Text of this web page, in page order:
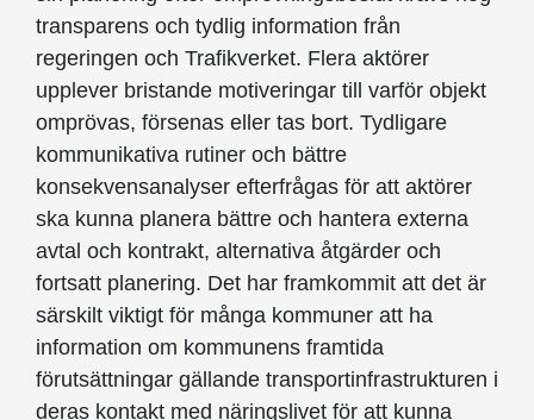
transparens och tydlig information från
regeringen och Trafikverket. Flera aktörer
upplever bristande motiveringar till varför objekt
omprövas, försenas eller tas bort. Tydligare
kommunikativa rutiner och bättre
konsekvensanalyser efterfrågas för att aktörer
ska kunna planera bättre och hantera externa
avtal och kontrakt, alternativa åtgärder och
fortsatt planering. Det har framkommit att det är
särskilt viktigt för många kommuner att ha
information om kommunens framtida
förutsättningar gällande transportinfrastrukturen i
deras kontakt med näringslivet för att kunna